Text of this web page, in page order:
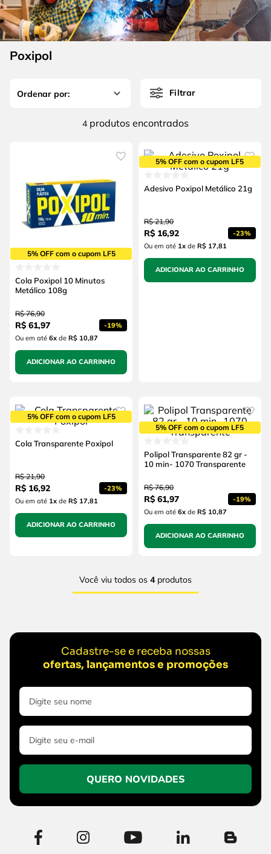
Poxipol
Filtrar
4 produtos
5% OFF com o cupom LF5
Cola Poxipol 10 Minutos
Metálico 108g
R$ 76,90
R$ 61,97 -19%
Ou em até 6xde R$ 10,87
ADICIONAR AO CARRINHO
5% OFF com o cupom LF5
Adesivo Poxipol Metálico 21g
R$ 21,90
R$ 16,92 -23%
Ou em até 1xde R$ 17,81
ADICIONAR AO CARRINHO
5% OFF com o cupom LF5
Cola Transparente Poxipol
R$ 21,90
R$ 16,92 -23%
Ou em até 1xde R$ 17,81
ADICIONAR AO CARRINHO
5% OFF com o cupom LF5
Polipol Transparente 82 gr -
10 min- 1070 Transparente
R$ 76,90
R$ 61,97 -19%
Ou em até 6xde R$ 10,87
ADICIONAR AO CARRINHO
Você viu todos os 4produtos
Cadastre-se e receba nossas
ofertas, lançamentos e promoções
QUERO NOVIDADES
6º fio
7º chave impacto
8º disco corte
serra copo
4 º escada
5º serra circular
º
disco corte